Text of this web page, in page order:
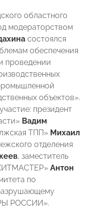
областного
модераторством
состоялся
обеспечения
проведении
объектов».
президент
Вадим
ТПП» Михаил
отделения
, заместитель
Антон
по
РОССИИ».